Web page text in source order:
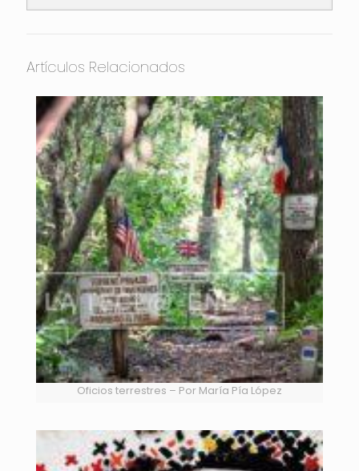
Artículos Relacionados
Oficios terrestres – Por María Pía López